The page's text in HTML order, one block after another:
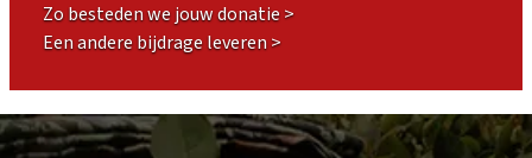
Zo besteden we jouw donatie >
Een andere bijdrage leveren >
Footer